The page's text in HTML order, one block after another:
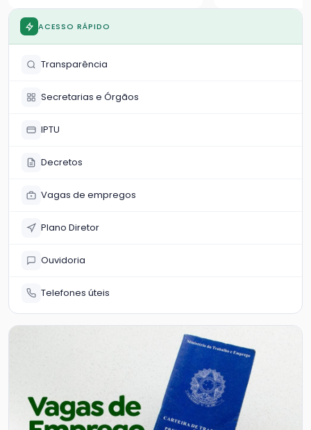
marginais e 9
ACESSO RÁPIDO
Transparência
Secretarias e Órgãos
IPTU
Decretos
Vagas de empregos
Plano Diretor
Ouvidoria
Telefones úteis